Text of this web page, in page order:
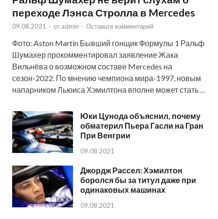
переходе Лэнса Стролла в Mercedes
09.08.2021 - от admin - Оставьте комментарий
Фото: Aston Martin Бывший гонщик Формулы 1 Ральф
Шумахер прокомментировал заявление Жака
Вильнёва о возможном составе Mercedes на
сезон-2022. По мнению чемпиона мира-1997, новым
напарником Льюиса Хэмилтона вполне может стать …
Юки Цунода объяснил, почему
обматерил Пьера Гасли на Гран
При Венгрии
09.08.2021
Джордж Рассел: Хэмилтон
боролся бы за титул даже при
одинаковых машинах
09.08.2021